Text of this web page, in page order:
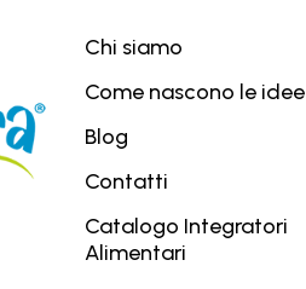
Chi siamo
Come nascono le idee
Blog
Contatti
Catalogo Integratori
Alimentari